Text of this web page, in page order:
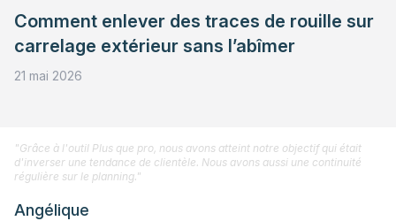
Comment enlever des traces de rouille sur
carrelage extérieur sans l’abîmer
21 mai 2026
"Grâce à l'outil Plus que pro, nous avons atteint notre objectif qui était
d'inverser une tendance de clientèle. Nous avons aussi une continuité
régulière sur le planning."
Angélique